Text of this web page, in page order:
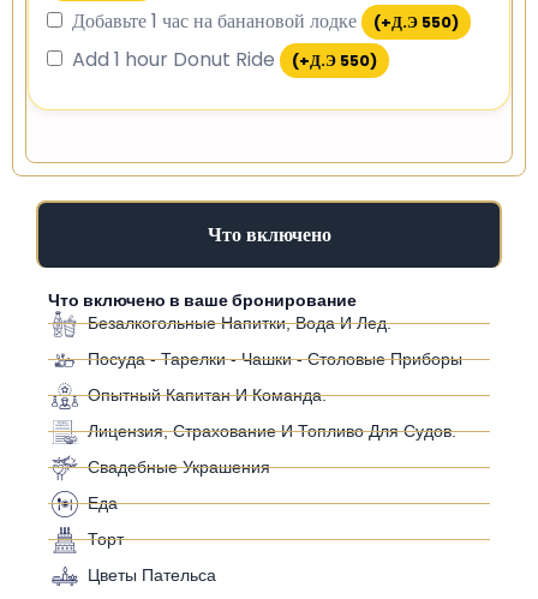
Что включено
Что включено в ваше бронирование
Безалкогольные Напитки, Вода И Лед.
Посуда - Тарелки - Чашки - Столовые Приборы
Опытный Капитан И Команда.
Лицензия, Страхование И Топливо Для Судов.
Свадебные Украшения
Еда
Торт
Цветы Пательса
Добавьте 1 час на банановой лодке (+Д.Э 550)
Add 1 hour Donut Ride (+Д.Э 550)